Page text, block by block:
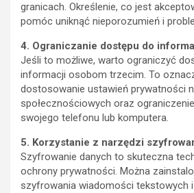
granicach. Określenie, co jest
pomóc uniknąć nieporozumień i
4. Ograniczanie dostępu do
Jeśli to możliwe, warto ograniczyć
informacji osobom trzecim. To
dostosowanie ustawień prywatności
społecznościowych oraz
swojego telefonu lub komputera.
5. Korzystanie z narzędzi
Szyfrowanie danych to skuteczna
ochrony prywatności. Można
szyfrowania wiadomości tekstowych